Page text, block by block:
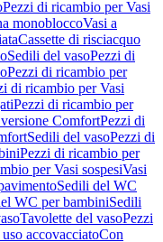
Pezzi di ricambio per Vasi
monobloccoVasi a
Cassette di risciacquo
Sedili del vasoPezzi di
Pezzi di ricambio per
di ricambio per Vasi
Pezzi di ricambio per
ComfortPezzi di
Sedili del vasoPezzi di
Pezzi di ricambio per
per Vasi sospesiVasi
Sedili del WC
WC per bambiniSedili
Tavolette del vasoPezzi
accovacciatoCon